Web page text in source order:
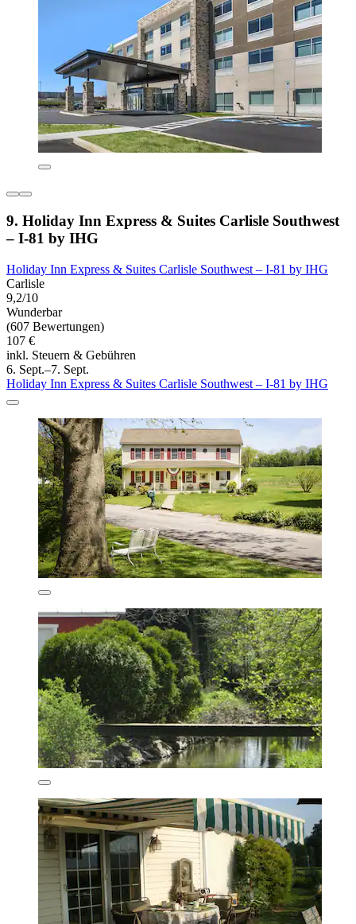
9. Holiday Inn Express & Suites Carlisle Southwest
– I-81 by IHG
Holiday Inn Express & Suites Carlisle Southwest – I-81 by IHG
Carlisle
9,2/10
Wunderbar
(607 Bewertungen)
107 €
inkl. Steuern & Gebühren
6. Sept.–7. Sept.
Holiday Inn Express & Suites Carlisle Southwest – I-81 by IHG